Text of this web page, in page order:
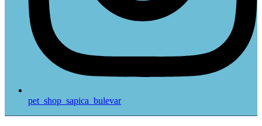
pet_shop_sapica_bulevar